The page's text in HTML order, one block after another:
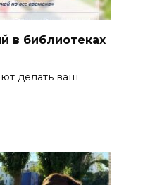
в библиотеках
делать ваш